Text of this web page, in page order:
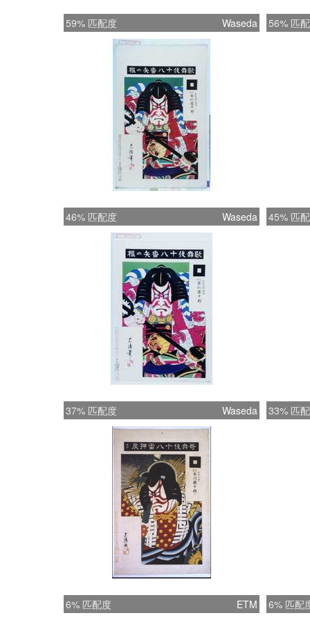
59% 匹配度 Waseda 56% 匹
46% 匹配度 Waseda 45% 匹
37% 匹配度 Waseda 33% 匹
6% 匹配度 ETM 6% 匹配